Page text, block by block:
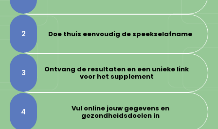
Doe thuis eenvoudig de speekselafname
2
Ontvang de resultaten en een unieke link
voor het supplement
3
Vul online jouw gegevens en
gezondheidsdoelen in
4